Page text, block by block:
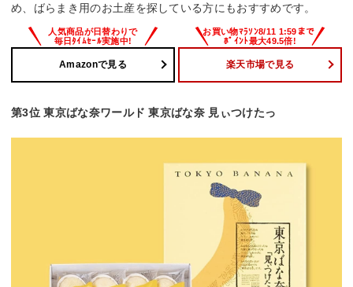
め、ばらまき用のお土産を探している方にもおすすめです。
Amazonで見る 楽天市場で見る
第3位 東京ばな奈ワールド 東京ばな奈 見ぃつけたっ